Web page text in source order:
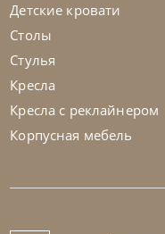
Детские кровати
Столы
Стулья
Кресла
Кресла с реклайнером
Корпусная мебель